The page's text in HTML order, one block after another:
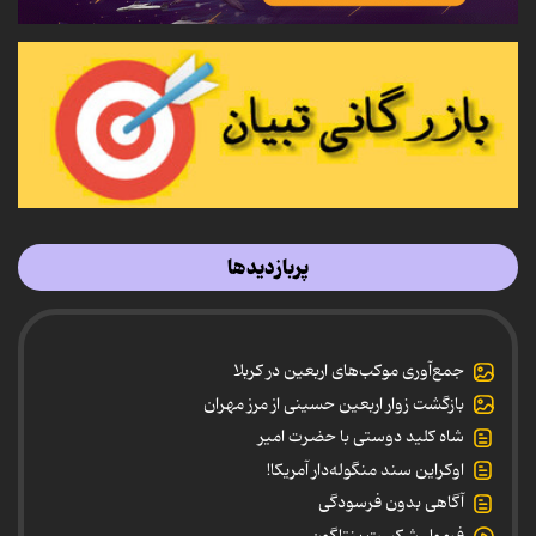
پربازدیدها
جمع‌آوری موکب‌های اربعین در کربلا
بازگشت زوار اربعین حسینی از مرز مهران
شاه کلید دوستی با حضرت امیر
اوکراین سند منگوله‌دار آمریکا!
آگاهی بدون فرسودگی